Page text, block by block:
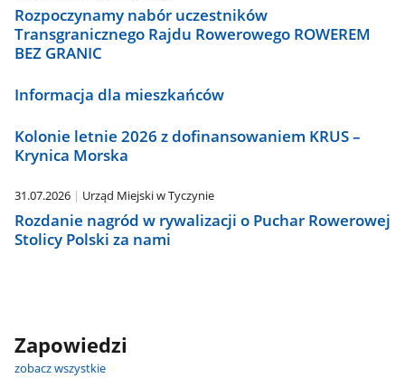
Rozpoczynamy nabór uczestników
Transgranicznego Rajdu Rowerowego ROWEREM
BEZ GRANIC
Informacja dla mieszkańców
Kolonie letnie 2026 z dofinansowaniem KRUS –
Krynica Morska
31.07.2026 Urząd Miejski w Tyczynie
Rozdanie nagród w rywalizacji o Puchar Rowerowej
Stolicy Polski za nami
Zapowiedzi
zobacz wszystkie